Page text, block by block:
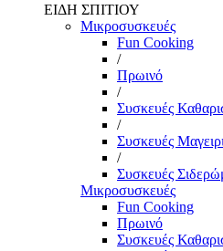
ΕΙΔΗ ΣΠΙΤΙΟΥ
Μικροσυσκευές
Fun Cooking
/
Πρωινό
/
Συσκευές
/
Συσκευές
/
Συσκευές
Μικροσυσκευές
Fun Cooking
Πρωινό
Συσκευές